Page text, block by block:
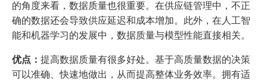
的角度来看，数据质量也很重要。在供应链管理中，不正
确的数据还会导致供应延迟和成本增加。此外，在人工智
能和机器学习的发展中，数据质量与模型性能直接相关。
优点： 提高数据质量有很多好处。基于高质量数据的决策
可以准确、快速地做出，从而提高整体业务效率。拥有适